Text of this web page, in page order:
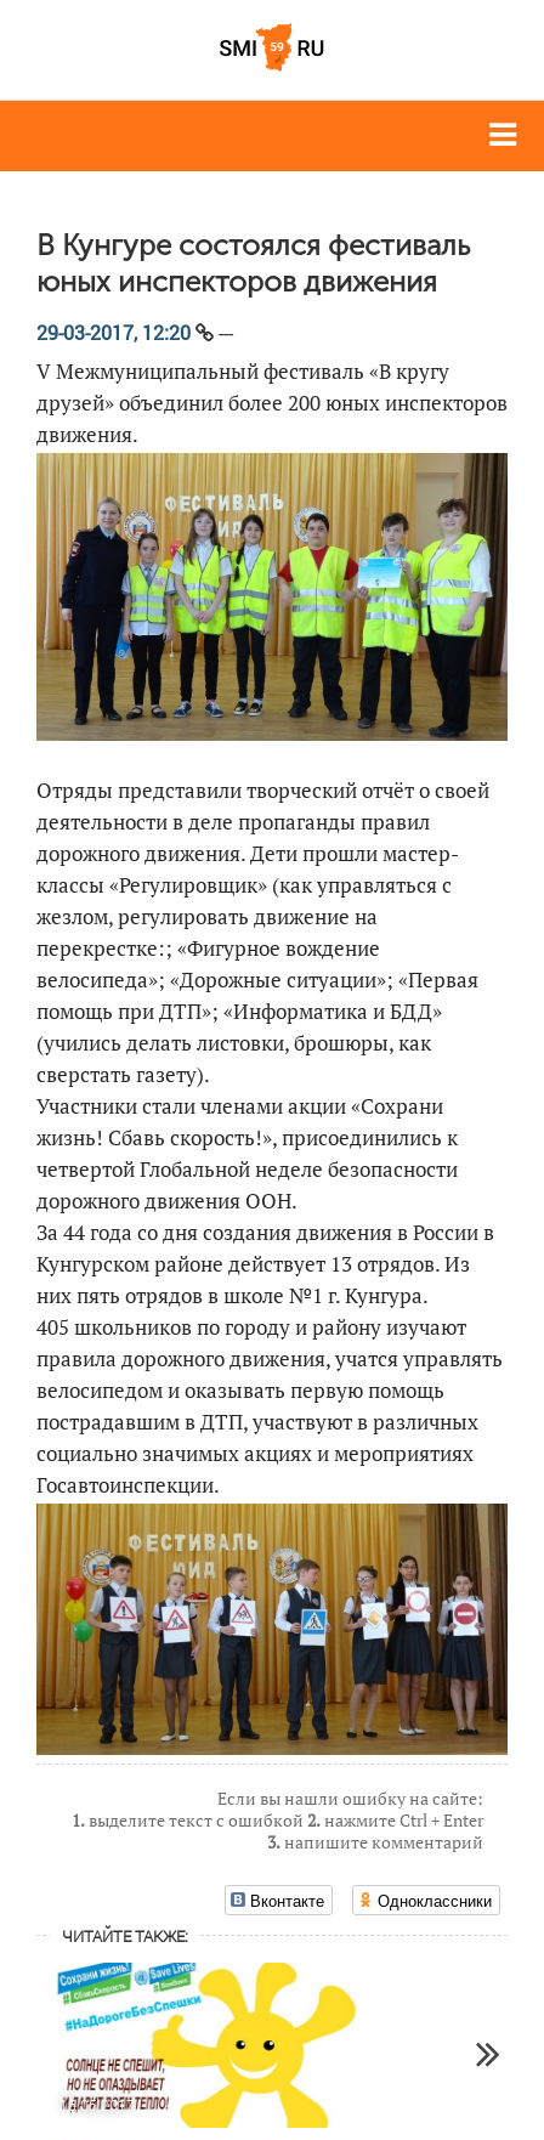
В Кунгуре состоялся фестиваль
юных инспекторов движения
29-03-2017, 12:20 ---
V Межмуниципальный фестиваль «В кругу
друзей» объединил более 200 юных инспекторов
движения.
Отряды представили творческий отчёт о своей
деятельности в деле пропаганды правил
дорожного движения. Дети прошли мастер-
классы «Регулировщик» (как управляться с
жезлом, регулировать движение на
перекрестке:; «Фигурное вождение
велосипеда»; «Дорожные ситуации»; «Первая
помощь при ДТП»; «Информатика и БДД»
(учились делать листовки, брошюры, как
сверстать газету).
Участники стали членами акции «Сохрани
жизнь! Сбавь скорость!», присоединились к
четвертой Глобальной неделе безопасности
дорожного движения ООН.
За 44 года со дня создания движения в России в
Кунгурском районе действует 13 отрядов. Из
них пять отрядов в школе №1 г. Кунгура.
405 школьников по городу и району изучают
правила дорожного движения, учатся управлять
велосипедом и оказывать первую помощь
пострадавшим в ДТП, участвуют в различных
социально значимых акциях и мероприятиях
Госавтоинспекции.
Если вы нашли ошибку на сайте:
1.выделите текст с ошибкой 2.нажмите Ctrl + Enter
3.напишите комментарий
Вконтакте Одноклассники
ЧИТАЙТЕ ТАКЖЕ:
15.05.2017